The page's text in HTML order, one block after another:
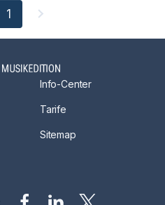
1
Info-Center
Tarife
Sitemap